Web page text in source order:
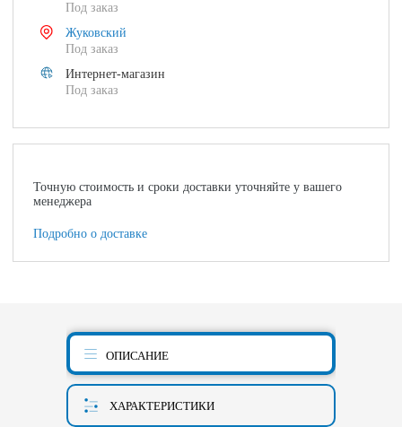
Под заказ
Жуковский
Под заказ
Интернет-магазин
Под заказ
Точную стоимость и сроки доставки уточняйте у вашего
менеджера
Подробно о доставке
ОПИСАНИЕ
ХАРАКТЕРИСТИКИ